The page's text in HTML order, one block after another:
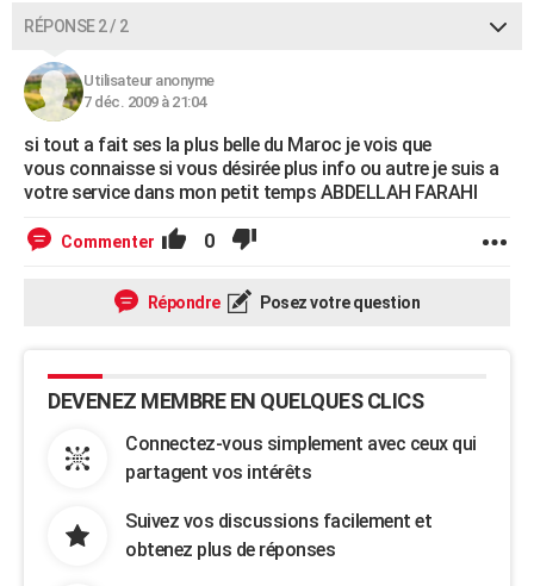
RÉPONSE 2 / 2
Utilisateur anonyme
7 déc. 2009 à 21:04
si tout a fait ses la plus belle du Maroc je vois que
vous connaisse si vous désirée plus info ou autre je suis a
votre service dans mon petit temps ABDELLAH FARAHI
Commenter 0
Répondre Posez votre question
DEVENEZ MEMBRE EN QUELQUES CLICS
Connectez-vous simplement avec ceux qui
partagent vos intérêts
Suivez vos discussions facilement et
obtenez plus de réponses